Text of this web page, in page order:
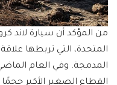
من المؤكد أن سيارة لاند
المتحدة، التي تربطها
المدمجة. وفي العام
القطاع الصغير الأكبر حجمًا